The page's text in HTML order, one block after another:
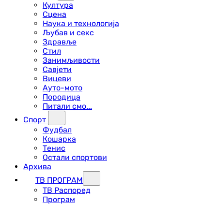
Култура
Сцена
Наука и технологија
Љубав и секс
Здравље
Стил
Занимљивости
Савјети
Вицеви
Ауто-мото
Породица
Питали смо...
Спорт
Фудбал
Кошарка
Тенис
Остали спортови
Архива
ТВ ПРОГРАМ
ТВ Распоред
Програм